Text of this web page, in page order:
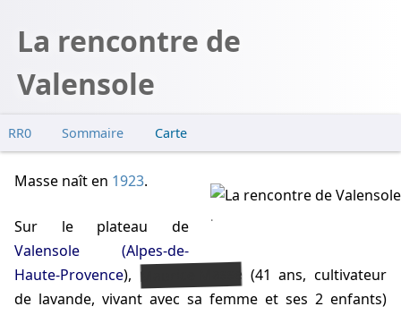
La rencontre de
Valensole
RR0 Sommaire
Enquête
Guieu
Maugé & Rocard
Carte
.
Masse naîten 1923.
Sur le plateau de
Valensole (Alpes-de-
Haute-Provence), Maurice Masse(41 ans, cultivateur
de lavande, vivant avec sa femme et ses 2 enfants)